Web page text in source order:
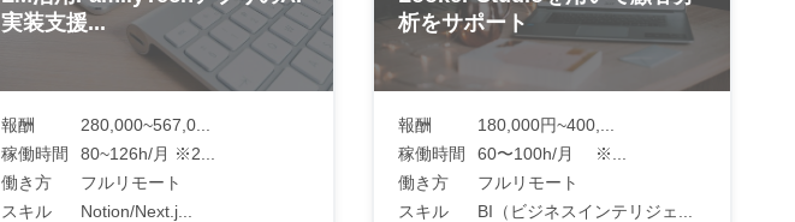
実装支援...
報酬
280,000~567,0...
稼働時間
80~126h/月 ※2...
働き方
フルリモート
スキル
Notion/Next.j...
析をサポート
報酬
180,000円~400,...
稼働時間
60〜100h/月 ※...
働き方
フルリモート
スキル
BI（ビジネスインテリジェ...